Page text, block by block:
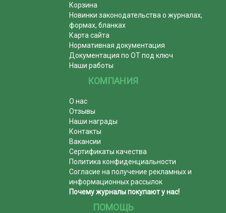
Корзина
Новинки законодательства о журналах,
формах, бланках
Карта сайта
Нормативная документация
Документация по ОТ под ключ
Наши работы
КОМПАНИЯ
О нас
Отзывы
Наши награды
Контакты
Вакансии
Сертификаты качества
Политика конфиденциальности
Согласие на получение рекламных и
информационных рассылок
Почему журналы покупают у нас!
ПОМОЩЬ